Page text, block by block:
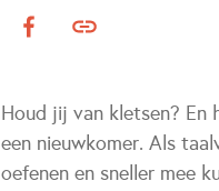
Houd jij van kletsen? En
een nieuwkomer. Als
oefenen en sneller mee